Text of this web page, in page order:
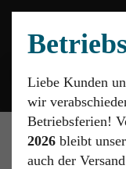
Startseite Shop
Biopittura Primavera
Liebe Kunden
wir
Betriebsferien!
2026 bleibt
auch der